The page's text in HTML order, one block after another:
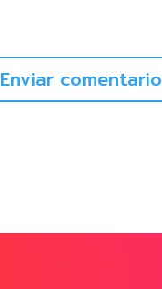
Enviar comentario